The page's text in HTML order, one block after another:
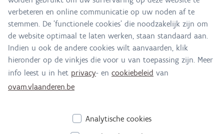
Adres
Stationsstraat 110
2800 Mechelen
Route en bereikbaarheid
E-mail
laak@ovam.be
verbeteren en online communicatie op uw noden af te
stemmen. De 'functionele cookies' die noodzakelijk zijn om
de website optimaal te laten werken, staan standaard aan.
Indien u ook de andere cookies wilt aanvaarden, klik
hieronder op de vinkjes die voor u van toepassing zijn. Meer
info leest u in het privacy- en cookiebeleid van
ovam.vlaanderen.be
Analytische cookies